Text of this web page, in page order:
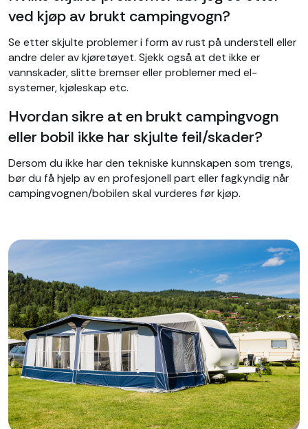
ved kjøp av brukt campingvogn?
Se etter skjulte problemer i form av rust på understell eller
andre deler av kjøretøyet. Sjekk også at det ikke er
vannskader, slitte bremser eller problemer med el-
systemer, kjøleskap etc.
Hvordan sikre at en brukt campingvogn
eller bobil ikke har skjulte feil/skader?
Dersom du ikke har den tekniske kunnskapen som trengs,
bør du få hjelp av en profesjonell part eller fagkyndig når
campingvognen/bobilen skal vurderes før kjøp.